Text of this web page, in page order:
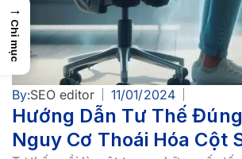
By:SEO editor 11/01/2024
Hướng Dẫn Tư Thế
Nguy Cơ Thoái Hóa Cột
→
Chỉ mục